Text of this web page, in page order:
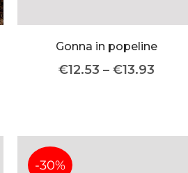
Gonna in popeline
€12.53 –€13.93
-30%